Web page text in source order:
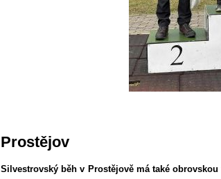
Prostějov
Silvestrovský běh v Prostějově má také